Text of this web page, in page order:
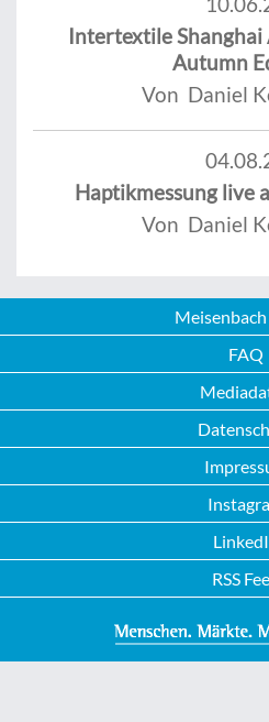
Intertextile Shanghai
Autumn
Von Daniel
Haptikmessung live
Von Daniel
FAQ
RSS